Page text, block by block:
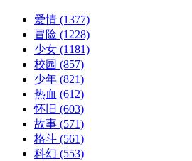
爱情 (1377)
冒险 (1228)
少女 (1181)
校园 (857)
少年 (821)
热血 (612)
怀旧 (603)
故事 (571)
格斗 (561)
科幻 (553)